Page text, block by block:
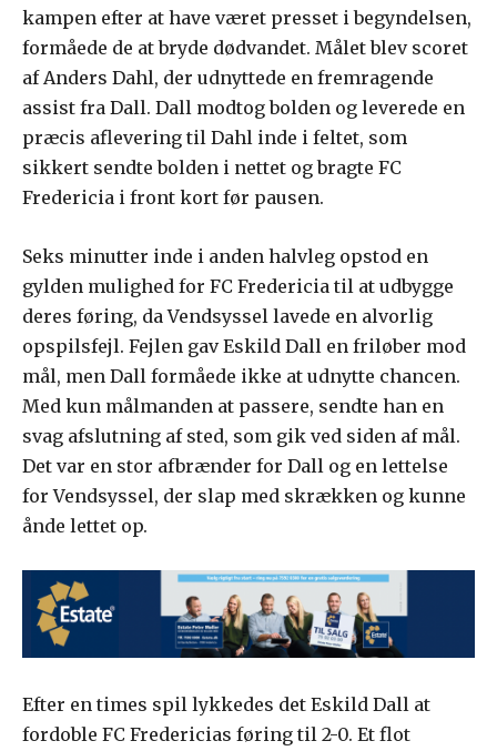
kampen efter at have været presset i begyndelsen,
formåede de at bryde dødvandet. Målet blev scoret
af Anders Dahl, der udnyttede en fremragende
assist fra Dall. Dall modtog bolden og leverede en
præcis aflevering til Dahl inde i feltet, som
sikkert sendte bolden i nettet og bragte FC
Fredericia i front kort før pausen.
Seks minutter inde i anden halvleg opstod en
gylden mulighed for FC Fredericia til at udbygge
deres føring, da Vendsyssel lavede en alvorlig
opspilsfejl. Fejlen gav Eskild Dall en friløber mod
mål, men Dall formåede ikke at udnytte chancen.
Med kun målmanden at passere, sendte han en
svag afslutning af sted, som gik ved siden af mål.
Det var en stor afbrænder for Dall og en lettelse
for Vendsyssel, der slap med skrækken og kunne
ånde lettet op.
Efter en times spil lykkedes det Eskild Dall at
fordoble FC Fredericias føring til 2-0. Et flot